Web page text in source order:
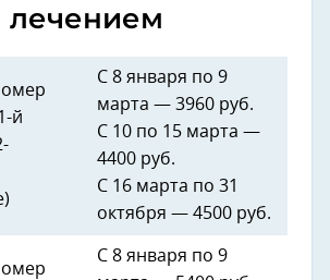
лечением
й
С 8 января по 9
марта — 3960​ руб.
С 10 по 15 марта —
4400 руб.
С 16 марта по 31
октября — ​4500 руб.
С 8 января по 9